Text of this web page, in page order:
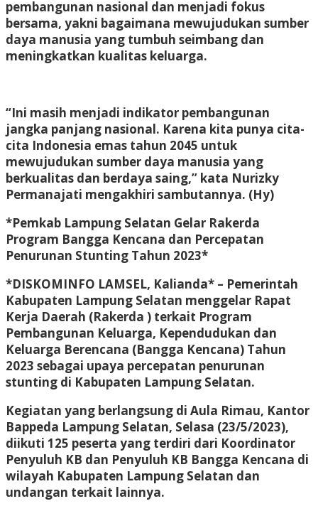
pembangunan nasional dan menjadi fokus
bersama, yakni bagaimana mewujudukan sumber
daya manusia yang tumbuh seimbang dan
meningkatkan kualitas keluarga.
“Ini masih menjadi indikator pembangunan
jangka panjang nasional. Karena kita punya cita-
cita Indonesia emas tahun 2045 untuk
mewujudukan sumber daya manusia yang
berkualitas dan berdaya saing,” kata Nurizky
Permanajati mengakhiri sambutannya. (Hy)
*Pemkab Lampung Selatan Gelar Rakerda
Program Bangga Kencana dan Percepatan
Penurunan Stunting Tahun 2023*
*DISKOMINFO LAMSEL, Kalianda* – Pemerintah
Kabupaten Lampung Selatan menggelar Rapat
Kerja Daerah (Rakerda ) terkait Program
Pembangunan Keluarga, Kependudukan dan
Keluarga Berencana (Bangga Kencana) Tahun
2023 sebagai upaya percepatan penurunan
stunting di Kabupaten Lampung Selatan.
Kegiatan yang berlangsung di Aula Rimau, Kantor
Bappeda Lampung Selatan, Selasa (23/5/2023),
diikuti 125 peserta yang terdiri dari Koordinator
Penyuluh KB dan Penyuluh KB Bangga Kencana di
wilayah Kabupaten Lampung Selatan dan
undangan terkait lainnya.